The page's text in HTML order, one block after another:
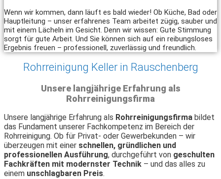
Wenn wir kommen, dann läuft es bald wieder! Ob Küche, Bad oder
Hauptleitung – unser erfahrenes Team arbeitet zügig, sauber und
mit einem Lächeln im Gesicht. Denn wir wissen: Gute Stimmung
sorgt für gute Arbeit. Und Sie können sich auf ein reibungsloses
Ergebnis freuen – professionell, zuverlässig und freundlich.
Rohrreinigung Keller in Rauschenberg
Unsere langjährige Erfahrung als
Rohrreinigungsfirma
Unsere langjährige Erfahrung als Rohrreinigungsfirma bildet
das Fundament unserer Fachkompetenz im Bereich der
Rohrreinigung. Ob für Privat- oder Gewerbekunden – wir
überzeugen mit einer schnellen, gründlichen und
professionellen Ausführung, durchgeführt von geschulten
Fachkräften mit modernster Technik – und das alles zu
einem unschlagbaren Preis.